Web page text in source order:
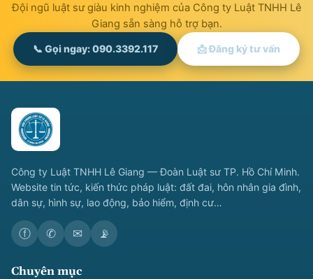
Đội ngũ luật sư giàu kinh nghiệm của Công ty Luật TNHH Lê
Giang sẵn sàng hỗ trợ bạn.
📞 Gọi ngay: 090.3392.117 📩 Đăng ký tư vấn
Công ty Luật TNHH Lê Giang — Đoàn Luật sư TP. Hồ Chí Minh.
Website tin tức, kiến thức pháp luật: đất đai, hôn nhân gia đình,
dân sự, hình sự, lao động, bảo hiểm, định cư…
ⓕ ✆ ✉ 📡
Chuyên mục